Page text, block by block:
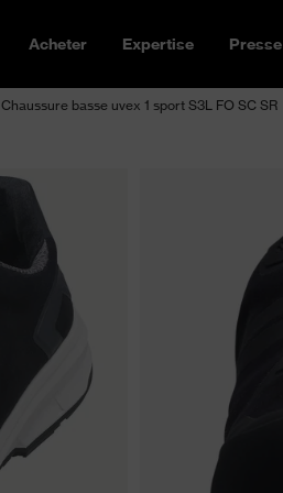
Acheter Expertise Presse
Chaussure basse uvex 1 sport S3L FO SC SR